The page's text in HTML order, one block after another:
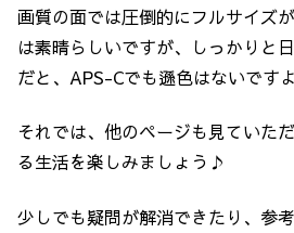
画質の面では圧倒的にフルサイズ
は素晴らしいですが、しっかりと
だと、APS-Cでも遜色はないです
それでは、他のページも見ていた
る生活を楽しみましょう♪
少しでも疑問が解消できたり、参